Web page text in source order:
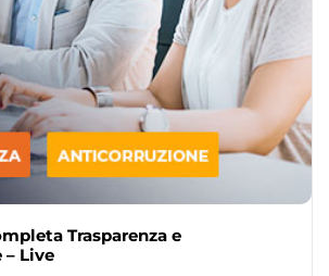
Trasparenza e
Live